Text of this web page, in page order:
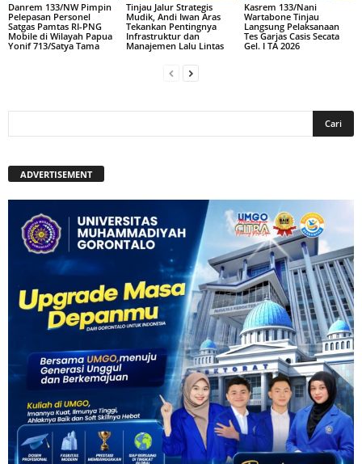
Danrem 133/NW Pimpin
Pelepasan Personel
Satgas Pamtas RI-PNG
Mobile di Wilayah Papua
Yonif 713/Satya Tama
Tinjau Jalur Strategis
Mudik, Andi Iwan Aras
Tekankan Pentingnya
Infrastruktur dan
Manajemen Lalu Lintas
Kasrem 133/Nani
Wartabone Tinjau
Langsung Pelaksanaan
Tes Garjas Casis Secata
Gel. I TA 2026
ADVERTISEMENT